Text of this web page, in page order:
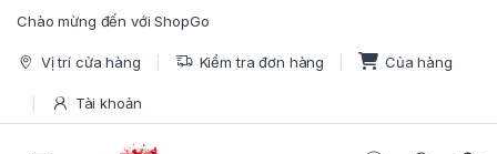
Skip to navigation
Skip to content
Chào mừng đến với ShopGo
Vị trí cửa hàng Kiểm tra đơn hàng Của hàng
Tài khoản